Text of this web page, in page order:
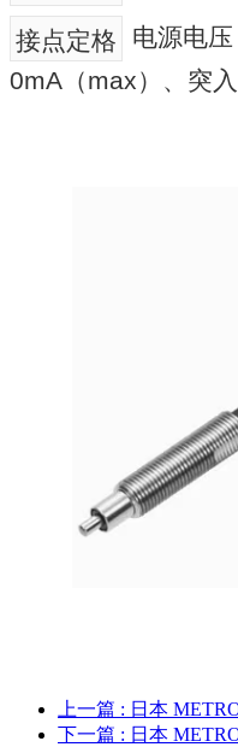
接点定格
电源电
0mA（max）、突
上一篇 : 日本
下一篇 : 日本